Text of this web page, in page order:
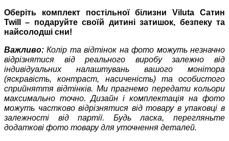
Оберіть комплект постільної білизни Viluta Сатин
Twill – подаруйте своїй дитині затишок, безпеку та
найсолодші сни!
Важливо: Колір та відтінок на фото можуть незначно
відрізнятися від реального виробу залежно від
індивідуальних налаштувань вашого монітора
(яскравість, контраст, насиченість) та особистого
сприйняття відтінків. Ми прагнемо передати кольори
максимально точно. Дизайн і комплектація на фото
можуть частково відрізнятися від товару в упаковці в
залежності від партії. Будь ласка, перегляньте
додаткові фото товару для уточнення деталей.